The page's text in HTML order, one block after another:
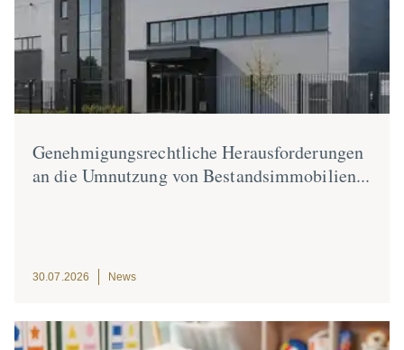
Geneh­mi­gungs­recht­liche Heraus­for­de­rungen
an die Umnutzung von Bestand­s­im­mo­bilien...
30.07.2026 News